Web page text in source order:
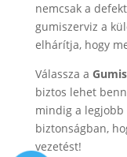
nemcsak a
gumiszerviz a
elhárítja, hogy
Válassza a
biztos lehet
mindig a legjobb
biztonságban,
vezetést!